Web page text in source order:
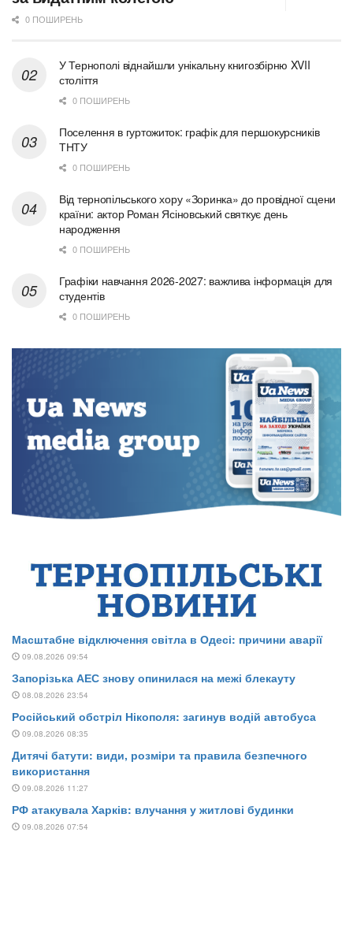
0 ПОШИРЕНЬ
У Тернополі віднайшли унікальну книгозбірню XVII
століття
0 ПОШИРЕНЬ
Поселення в гуртожиток: графік для першокурсників
ТНТУ
0 ПОШИРЕНЬ
Від тернопільського хору «Зоринка» до провідної сцени
країни: актор Роман Ясіновський святкує день
народження
0 ПОШИРЕНЬ
Графіки навчання 2026-2027: важлива інформація для
студентів
0 ПОШИРЕНЬ